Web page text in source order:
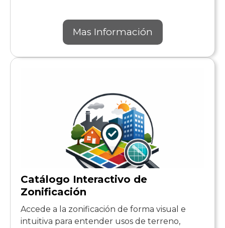
Mas Información
Catálogo Interactivo de
Zonificación
Accede a la zonificación de forma visual e
intuitiva para entender usos de terreno,